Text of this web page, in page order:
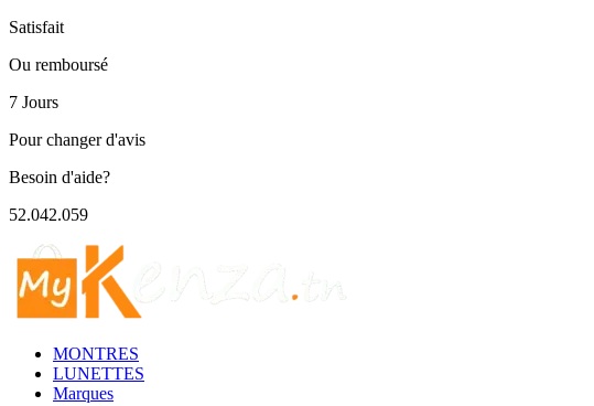
Satisfait
Ou remboursé
7 Jours
Pour changer d'avis
Besoin d'aide?
52.042.059
MONTRES
LUNETTES
Marques